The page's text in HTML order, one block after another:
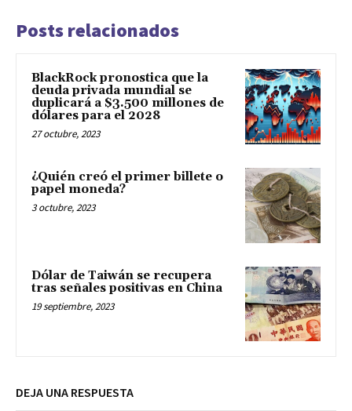
Posts relacionados
BlackRock pronostica que la
deuda privada mundial se
duplicará a $3.500 millones de
dólares para el 2028
27 octubre, 2023
¿Quién creó el primer billete o
papel moneda?
3 octubre, 2023
Dólar de Taiwán se recupera
tras señales positivas en China
19 septiembre, 2023
DEJA UNA RESPUESTA